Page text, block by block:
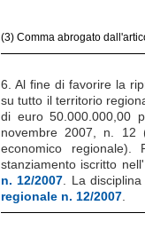
(3) Comma abrogato
6. Al fine di favorire la
su tutto il territorio
di euro 50.000.000,00
novembre 2007, n. 12
economico regionale).
stanziamento iscritto
n. 12/2007. La
regionale n. 12/2007.